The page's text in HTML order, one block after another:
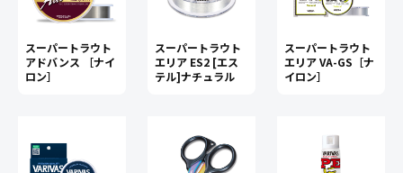
スーパートラウト
アドバンス ［ナイ
ロン］
スーパートラウト
エリア ES2 [エス
テル]ナチュラル
スーパートラウト
エリア VA-GS［ナ
イロン］